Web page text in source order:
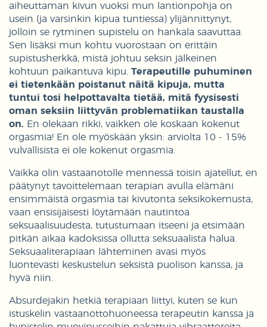
aiheuttaman kivun vuoksi mun lantionpohja on
usein (ja varsinkin kipua tuntiessa) ylijännittynyt,
jolloin se rytminen supistelu on hankala saavuttaa.
Sen lisäksi mun kohtu vuorostaan on erittäin
supistusherkkä, mistä johtuu seksin jälkeinen
kohtuun paikantuva kipu. Terapeutille puhuminen
ei tietenkään poistanut näitä kipuja, mutta
tuntui tosi helpottavalta tietää, mitä fyysisesti
oman seksiin liittyvän problematiikan taustalla
on. En olekaan rikki, vaikken ole koskaan kokenut
orgasmia! En ole myöskään yksin: arviolta 10 - 15%
vulvallisista ei ole kokenut orgasmia.
Vaikka olin vastaanotolle mennessä toisin ajatellut, en
päätynyt tavoittelemaan terapian avulla elämäni
ensimmäistä orgasmia tai kivutonta seksikokemusta,
vaan ensisijaisesti löytämään nautintoa
seksuaalisuudesta, tutustumaan itseeni ja etsimään
pitkän aikaa kadoksissa ollutta seksuaalista halua.
Seksuaaliterapiaan lähteminen avasi myös
luontevasti keskustelun seksistä puolison kanssa, ja
hyvä niin.
Absurdejakin hetkiä terapiaan liittyi, kuten se kun
istuskelin vastaanottohuoneessa terapeutin kanssa ja